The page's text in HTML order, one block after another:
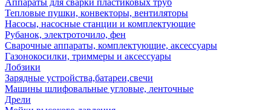
Аппараты для сварки пластиковых труб
Тепловые пушки, конвекторы, вентиляторы
Насосы, насосные станции и комплектующие
Рубанок, электроточило, фен
Сварочные аппараты, комплектующие, аксессуары
Газонокосилки, триммеры и аксессуары
Лобзики
Зарядные устройства,батареи,свечи
Машины шлифовальные угловые, ленточные
Дрели